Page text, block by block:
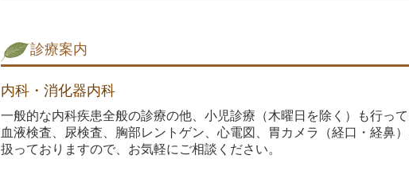
診療案内
内科・消化器内科
一般的な内科疾患全般の診療の他、小児診療（木曜日を除く）も行って
血液検査、尿検査、胸部レントゲン、心電図、胃カメラ（経口・経鼻
扱っておりますので、お気軽にご相談ください。